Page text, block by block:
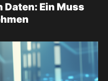
Ein Muss